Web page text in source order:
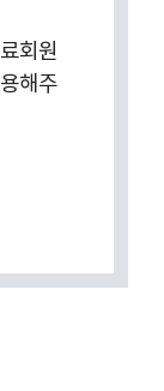
회원
해주